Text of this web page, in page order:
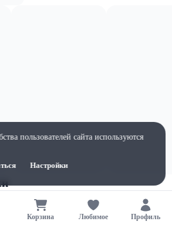
Корзина Любимое Профиль
пользователей сайта используются
Настройки